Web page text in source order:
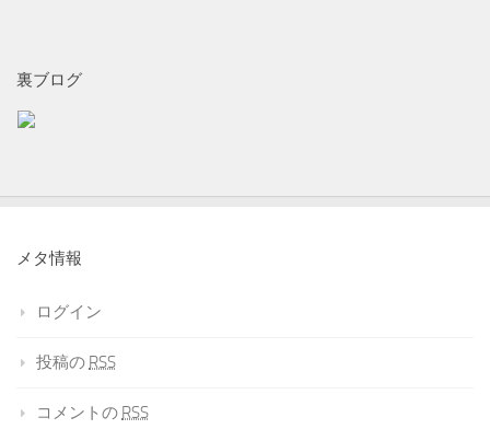
裏ブログ
メタ情報
ログイン
投稿の RSS
コメントの RSS